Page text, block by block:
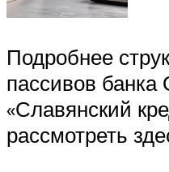
Подробнее
пассивов
«Славянский
рассмотреть